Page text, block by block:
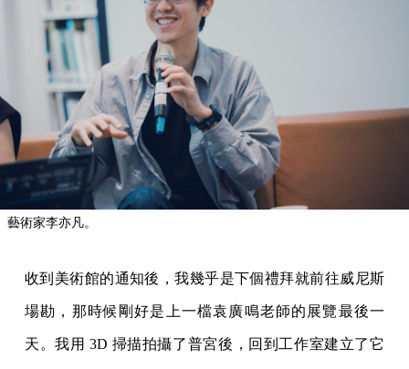
藝術家李亦凡。
收到美術館的通知後，我幾乎是下個禮拜就前往威尼斯
場勘，那時候剛好是上一檔袁廣鳴老師的展覽最後一
天。我用 3D 掃描拍攝了普宮後，回到工作室建立了它